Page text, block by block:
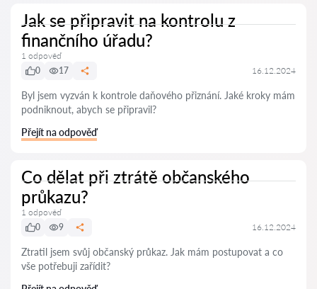
Jak se připravit na kontrolu z
finančního úřadu?
1 odpověď
0
17 16.12.2024
Byl jsem vyzván k kontrole daňového přiznání. Jaké kroky mám
podniknout, abych se připravil?
Přejít na odpověď
Co dělat při ztrátě občanského
průkazu?
1 odpověď
0
9 16.12.2024
Ztratil jsem svůj občanský průkaz. Jak mám postupovat a co
vše potřebuji zařídit?